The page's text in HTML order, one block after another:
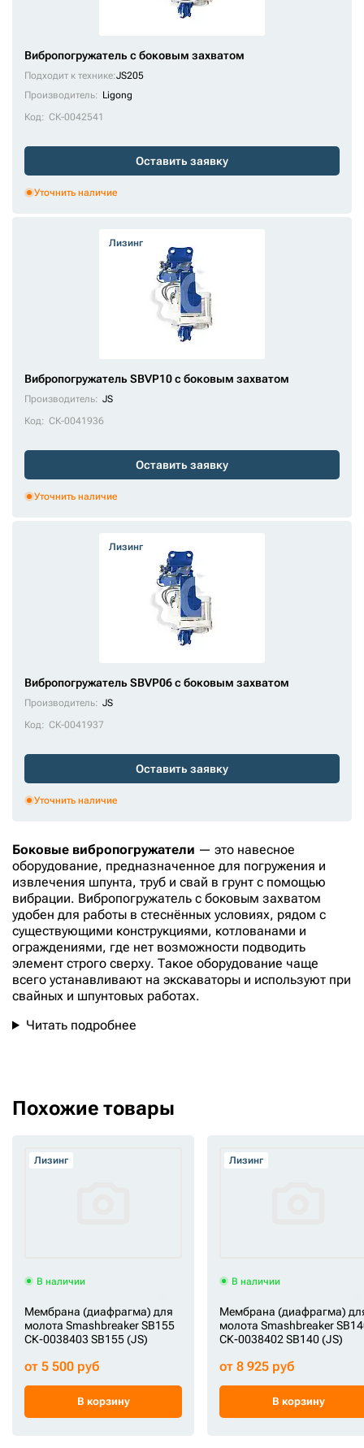
Вибропогружатель с боковым захватом
Подходит к технике:JS205
Производитель: Ligong
Код: СК-0042541
Оставить заявку
Уточнить наличие
Лизинг
Вибропогружатель SBVP10 с боковым захватом
Производитель: JS
Код: СК-0041936
Оставить заявку
Уточнить наличие
Лизинг
Вибропогружатель SBVP06 с боковым захватом
Производитель: JS
Код: СК-0041937
Оставить заявку
Уточнить наличие
Боковые вибропогружатели — это навесное
оборудование, предназначенное для погружения и
извлечения шпунта, труб и свай в грунт с помощью
вибрации. Вибропогружатель с боковым захватом
удобен для работы в стеснённых условиях, рядом с
существующими конструкциями, котлованами и
ограждениями, где нет возможности подводить
элемент строго сверху. Такое оборудование чаще
всего устанавливают на экскаваторы и используют при
свайных и шпунтовых работах.
Читать подробнее
до
Похожие товары
Лизинг
В наличии
Мембрана (диафрагма) для
молота Smashbreaker SB155
СК-0038403 SB155 (JS)
от 5 500 руб
В корзину
Лизинг
В наличии
Мембрана (диафрагма)
молота Smashbreaker
СК-0038402 SB140 (JS)
от 8 925 руб
В корзину